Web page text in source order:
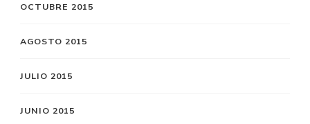
OCTUBRE 2015
AGOSTO 2015
JULIO 2015
JUNIO 2015